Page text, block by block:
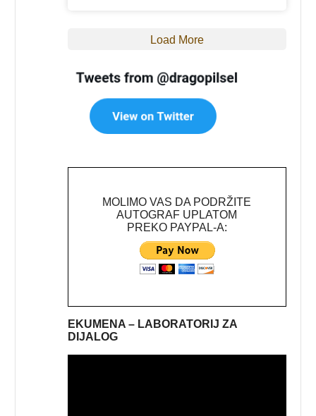
Load More
MOLIMO VAS DA PODRŽITE
AUTOGRAF UPLATOM
PREKO PAYPAL-A:
EKUMENA – LABORATORIJ ZA
DIJALOG